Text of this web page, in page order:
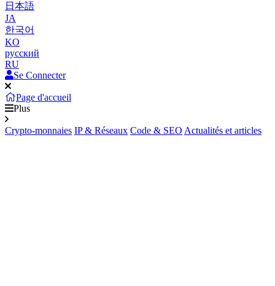
日本語
JA
한국어
KO
русский
RU
Se Connecter
Page d'accueil
Plus
Crypto-monnaies IP & Réseaux Code & SEO Actualités et articles